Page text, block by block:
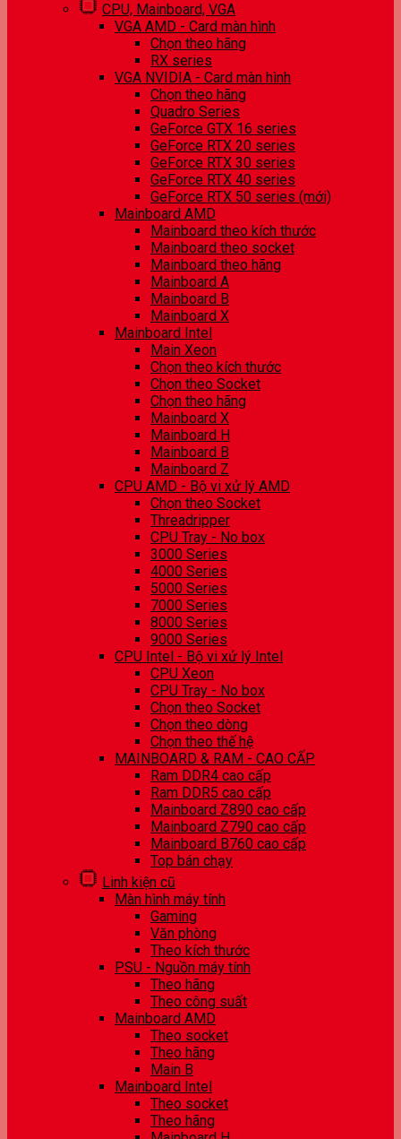
CPU, Mainboard, VGA
VGA AMD - Card màn hình
Chọn theo hãng
RX series
VGA NVIDIA - Card màn hình
Chọn theo hãng
Quadro Series
GeForce GTX 16 series
GeForce RTX 20 series
GeForce RTX 30 series
GeForce RTX 40 series
GeForce RTX 50 series (mới)
Mainboard AMD
Mainboard theo kích thước
Mainboard theo socket
Mainboard theo hãng
Mainboard A
Mainboard B
Mainboard X
Mainboard Intel
Main Xeon
Chọn theo kích thước
Chọn theo Socket
Chọn theo hãng
Mainboard X
Mainboard H
Mainboard B
Mainboard Z
CPU AMD - Bộ vi xử lý AMD
Chọn theo Socket
Threadripper
CPU Tray - No box
3000 Series
4000 Series
5000 Series
7000 Series
8000 Series
9000 Series
CPU Intel - Bộ vi xử lý Intel
CPU Xeon
CPU Tray - No box
Chọn theo Socket
Chọn theo dòng
Chọn theo thế hệ
MAINBOARD & RAM - CAO CẤP
Ram DDR4 cao cấp
Ram DDR5 cao cấp
Mainboard Z890 cao cấp
Mainboard Z790 cao cấp
Mainboard B760 cao cấp
Top bán chạy
Linh kiện cũ
Màn hình máy tính
Gaming
Văn phòng
Theo kích thước
PSU - Nguồn máy tính
Theo hãng
Theo công suất
Mainboard AMD
Theo socket
Theo hãng
Main B
Mainboard Intel
Theo socket
Theo hãng